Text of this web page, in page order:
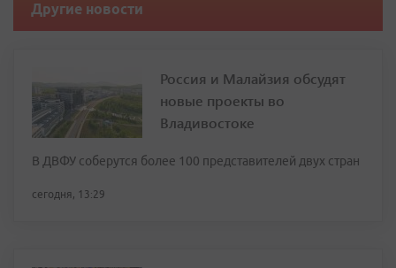
Другие новости
Россия и Малайзия обсудят
новые проекты во
Владивостоке
В ДВФУ соберутся более 100 представителей двух стран
сегодня, 13:29